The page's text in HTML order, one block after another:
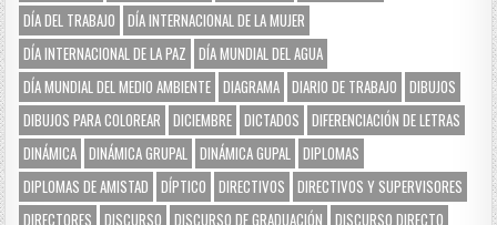
DÍA DEL TRABAJO
DÍA INTERNACIONAL DE LA MUJER
DÍA INTERNACIONAL DE LA PAZ
DÍA MUNDIAL DEL AGUA
DÍA MUNDIAL DEL MEDIO AMBIENTE DIAGRAMA DIARIO DE TRABAJO
DIBUJOS
DIBUJOS PARA COLOREAR
DICIEMBRE DICTADOS
DIFERENCIACIÓN DE LETRAS
DINÁMICA DINÁMICA GRUPAL DINÁMICA GUPAL DIPLOMAS
DIPLOMAS DE AMISTAD
DÍPTICO DIRECTIVOS
DIRECTIVOS Y SUPERVISORES
DIRECTORES
DISCURSO DISCURSO DE GRADUACIÓN DISCURSO DIRECTO